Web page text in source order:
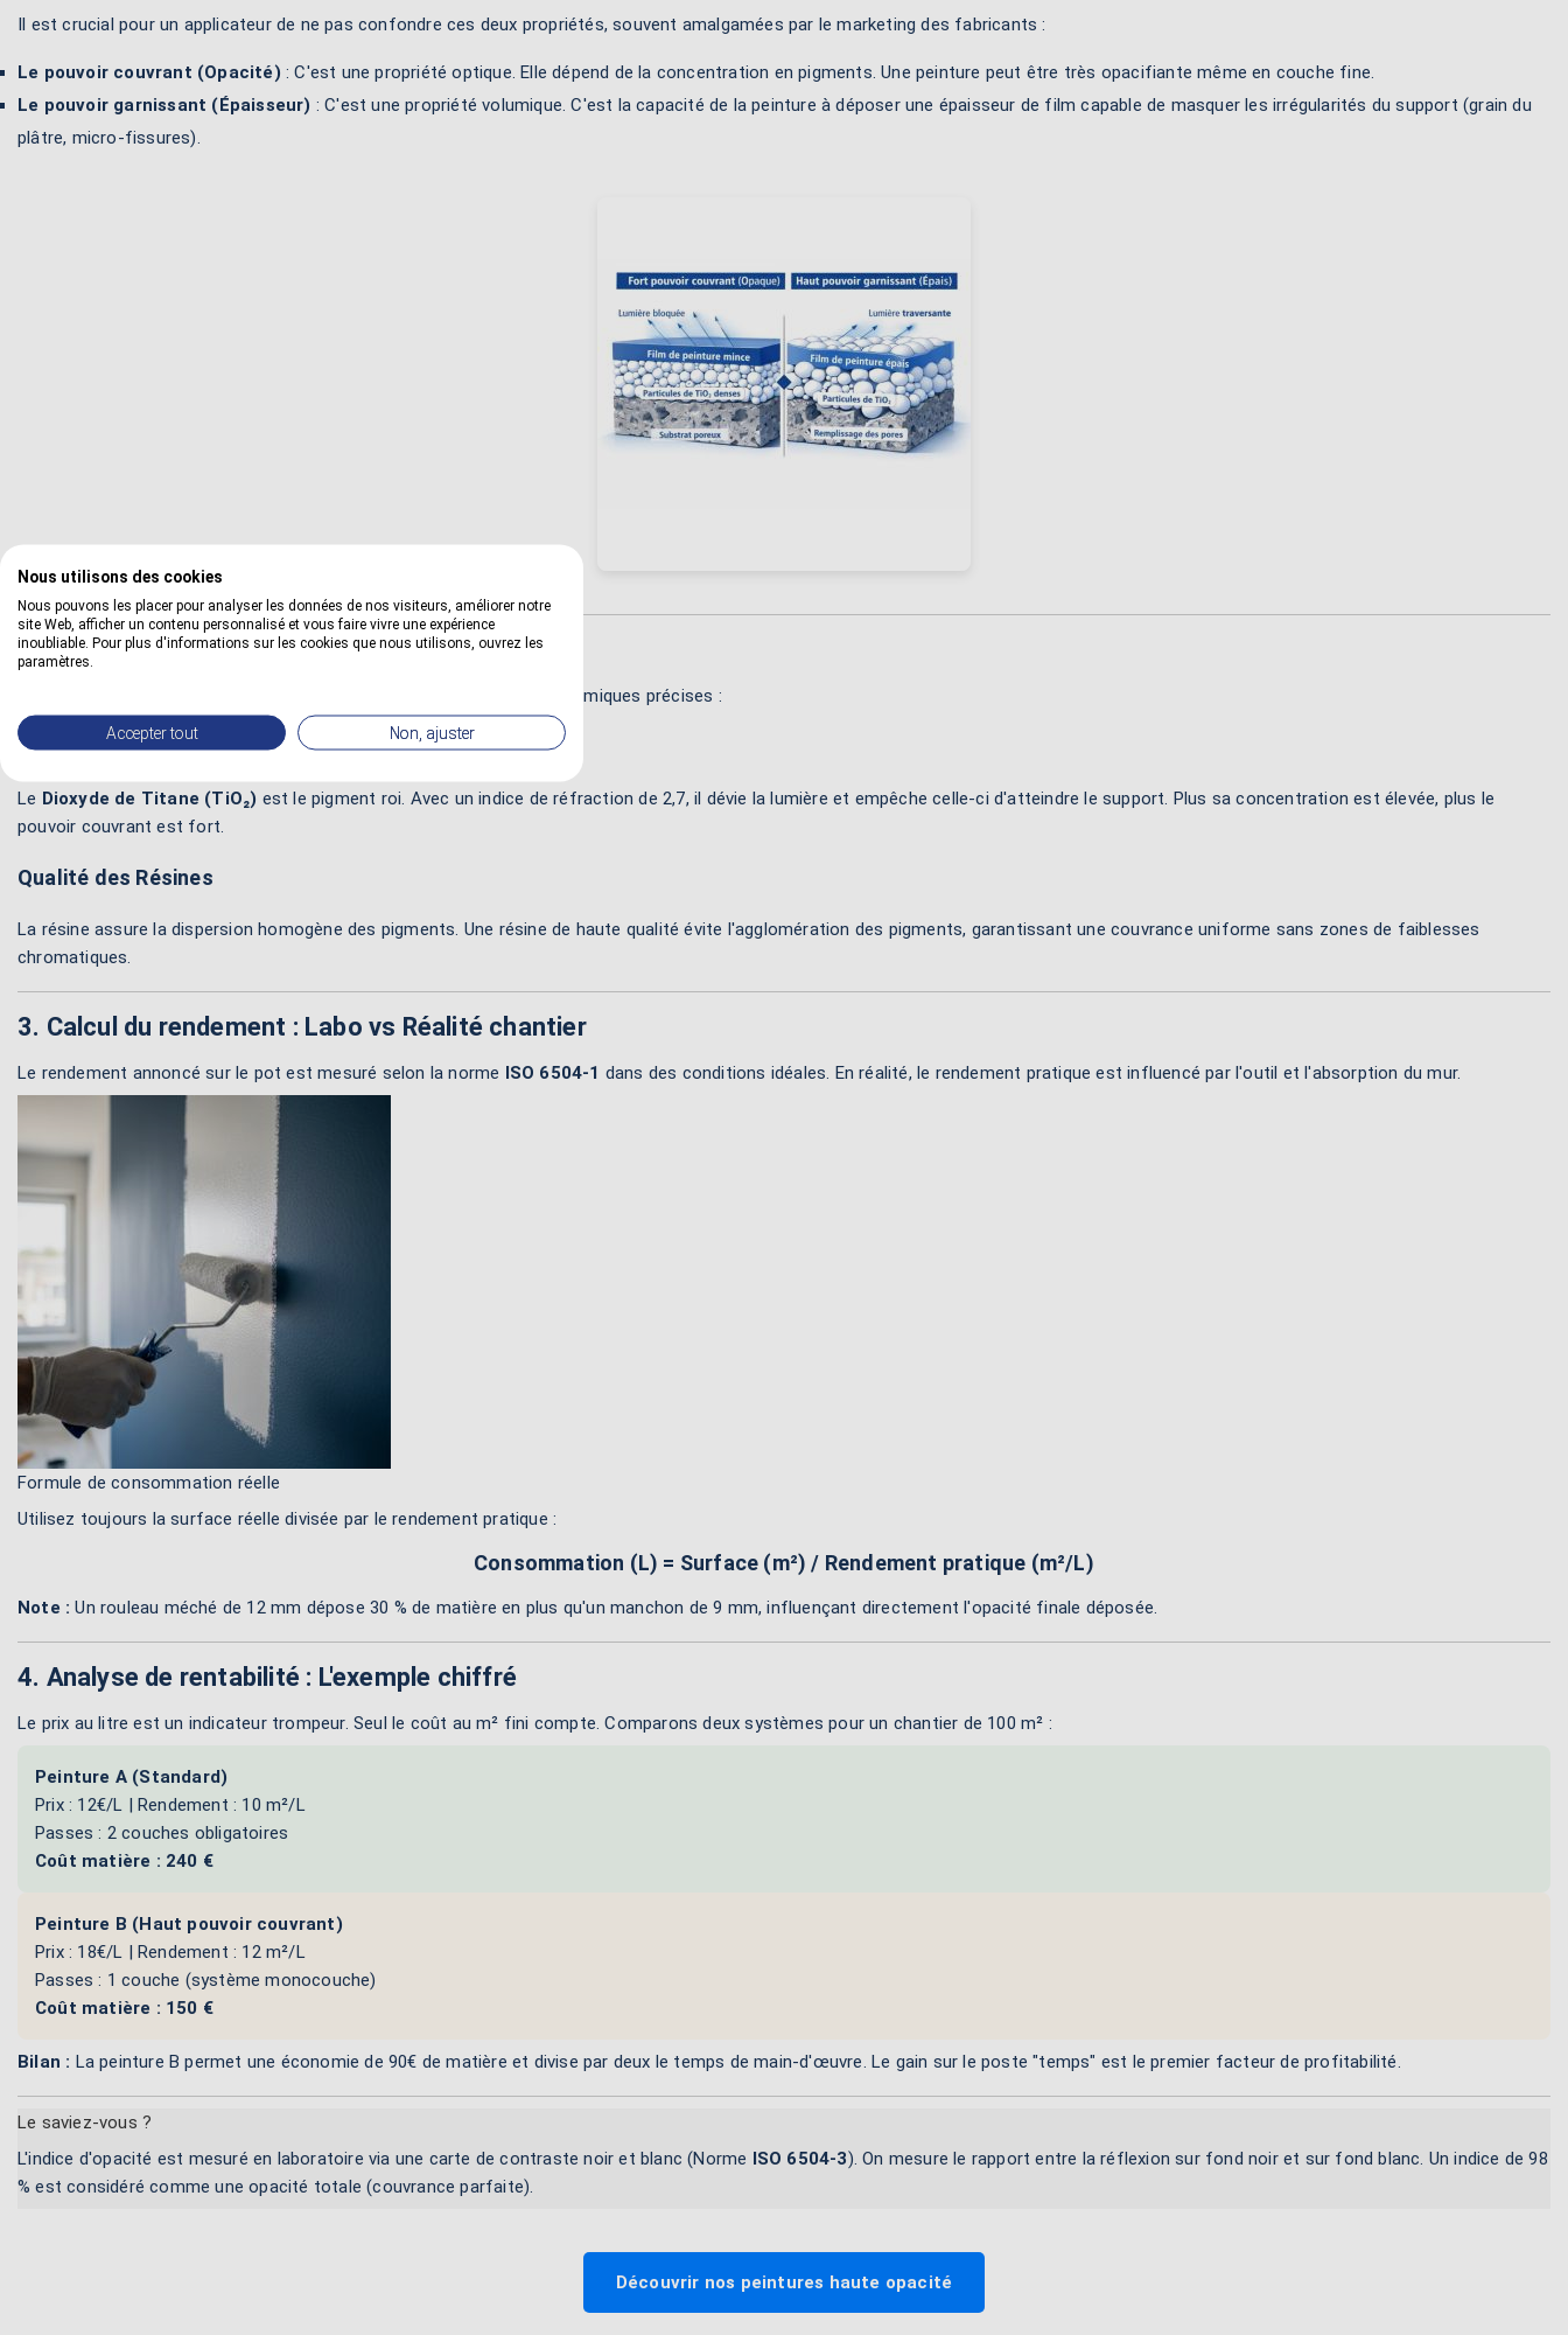
Il est crucial pour un applicateur de ne pas confondre ces deux propriétés, souvent amalgamées par le marketing des fabricants :
Le pouvoir couvrant (Opacité) : C'est une propriété optique. Elle dépend de la concentration en pigments. Une peinture peut être très opacifiante même en couche fine.
Le pouvoir garnissant (Épaisseur) : C'est une propriété volumique. C'est la capacité de la peinture à déposer une épaisseur de film capable de masquer les irrégularités du support (grain du
plâtre, micro-fissures).
2. Les facteurs physiques de l'opacité
L'opacité réelle d'une peinture est régie par des constantes physico-chimiques précises :
Concentration Pigmentaire
Le Dioxyde de Titane (TiO₂) est le pigment roi. Avec un indice de réfraction de 2,7, il dévie la lumière et empêche celle-ci d'atteindre le support. Plus sa concentration est élevée, plus le
pouvoir couvrant est fort.
Qualité des Résines
La résine assure la dispersion homogène des pigments. Une résine de haute qualité évite l'agglomération des pigments, garantissant une couvrance uniforme sans zones de faiblesses
chromatiques.
3. Calcul du rendement : Labo vs Réalité chantier
Le rendement annoncé sur le pot est mesuré selon la norme ISO 6504-1 dans des conditions idéales. En réalité, le rendement pratique est influencé par l'outil et l'absorption du mur.
Formule de consommation réelle
Utilisez toujours la surface réelle divisée par le rendement pratique :
Consommation (L) = Surface (m²) / Rendement pratique (m²/L)
Note : Un rouleau méché de 12 mm dépose 30 % de matière en plus qu'un manchon de 9 mm, influençant directement l'opacité finale déposée.
4. Analyse de rentabilité : L'exemple chiffré
Le prix au litre est un indicateur trompeur. Seul le coût au m² fini compte. Comparons deux systèmes pour un chantier de 100 m² :
Peinture A (Standard)
Prix : 12€/L | Rendement : 10 m²/L
Passes : 2 couches obligatoires
Coût matière : 240 €
Peinture B (Haut pouvoir couvrant)
Prix : 18€/L | Rendement : 12 m²/L
Passes : 1 couche (système monocouche)
Coût matière : 150 €
Bilan : La peinture B permet une économie de 90€ de matière et divise par deux le temps de main-d'œuvre. Le gain sur le poste "temps" est le premier facteur de profitabilité.
Le saviez-vous ?
L'indice d'opacité est mesuré en laboratoire via une carte de contraste noir et blanc (Norme ISO 6504-3). On mesure le rapport entre la réflexion sur fond noir et sur fond blanc. Un indice de 98
% est considéré comme une opacité totale (couvrance parfaite).
Découvrir nos peintures haute opacité
Nous utilisons des cookies
Nous pouvons les placer pour analyser les données de nos visiteurs, améliorer notre
site Web, afficher un contenu personnalisé et vous faire vivre une expérience
inoubliable. Pour plus d'informations sur les cookies que nous utilisons, ouvrez les
paramètres.
Accepter tout Non, ajuster